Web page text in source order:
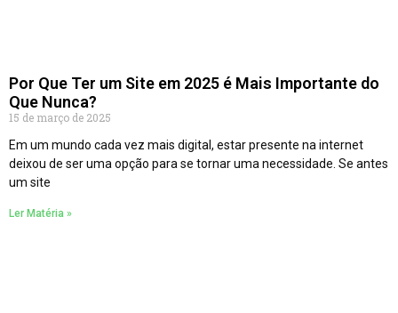
Por Que Ter um Site em 2025 é Mais Importante do
Que Nunca?
15 de março de 2025
Em um mundo cada vez mais digital, estar presente na internet
deixou de ser uma opção para se tornar uma necessidade. Se antes
um site
Ler Matéria »